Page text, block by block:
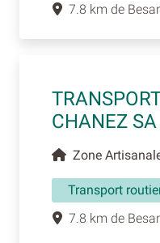
7.8 km de
CHANEZ SA
Zone
Transport
7.8 km de